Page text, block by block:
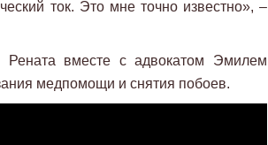
ток. Это мне точно известно», –
Рената вместе с адвокатом Эмилем
медпомощи и снятия побоев.